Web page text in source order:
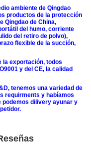
ambiente de Qingdao
productos de la protección
Qingdao de China,
del humo, corriente
del retiro de polvo),
flexible de la succión,
la exportación, todos
y del CE, la calidad
tenemos una variedad de
requirments y habíamos
podemos dilivery ayunar y